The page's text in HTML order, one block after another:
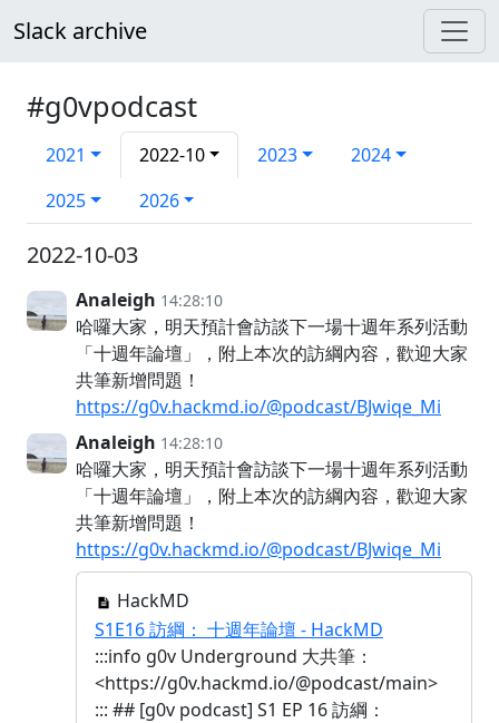
Slack archive
#g0vpodcast
2021 2022-10 2023
2024
2025
2026
2022-10-03
Analeigh 14:28:10
哈囉大家，明天預計會訪談下一場十週年系列活動
「十週年論壇」，附上本次的訪綱內容，歡迎大家
共筆新增問題！
https://g0v.hackmd.io/@podcast/BJwiqe_Mi
Analeigh 14:28:10
哈囉大家，明天預計會訪談下一場十週年系列活動
「十週年論壇」，附上本次的訪綱內容，歡迎大家
共筆新增問題！
https://g0v.hackmd.io/@podcast/BJwiqe_Mi
HackMD
S1E16 訪綱： 十週年論壇 - HackMD
:::info g0v Underground 大共筆：
<https://g0v.hackmd.io/@podcast/main>
::: ## [g0v podcast] S1 EP 16 訪綱：